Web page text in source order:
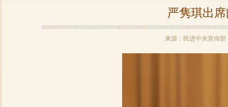
严隽琪出
来源：民进中央宣